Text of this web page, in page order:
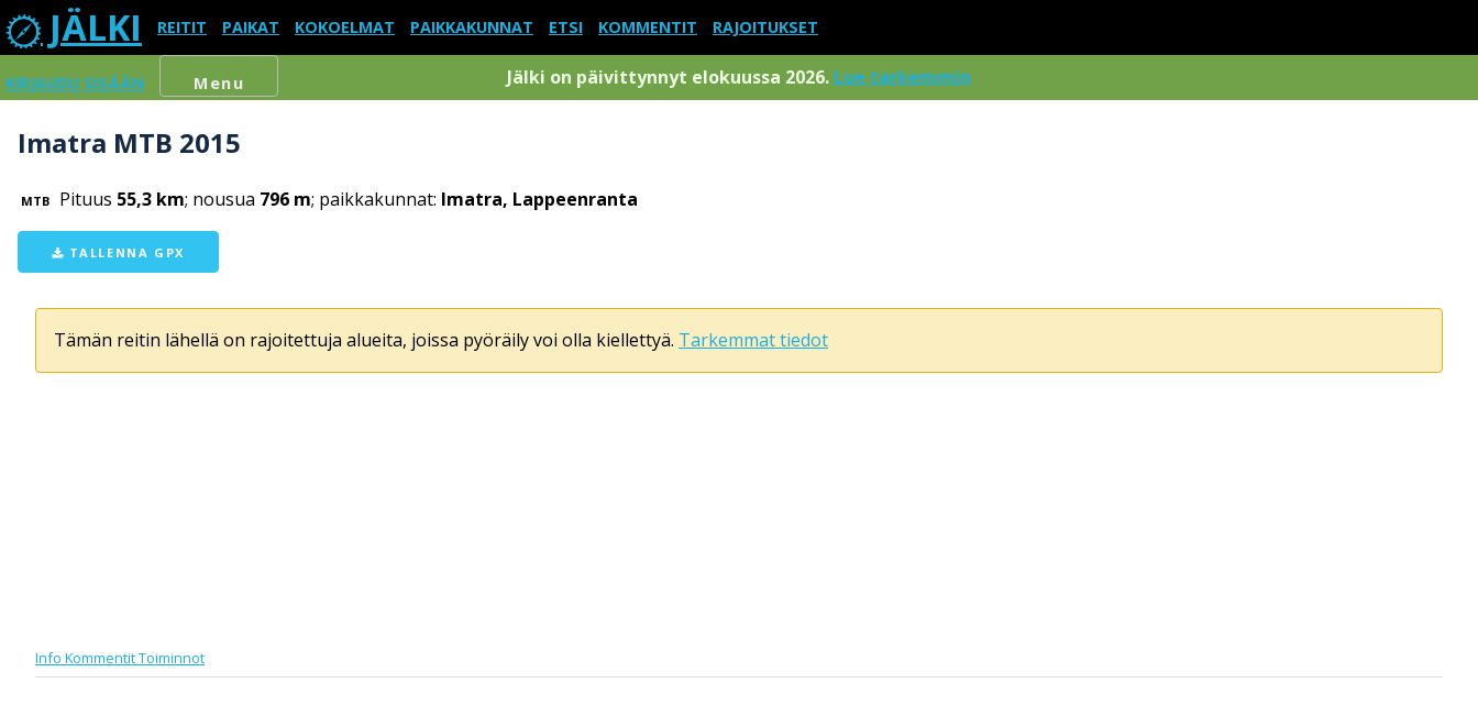
JÄLKI REITIT PAIKAT KOKOELMAT PAIKKAKUNNAT ETSI KOMMENTIT RAJOITUKSET
KIRJAUDU SISÄÄN Menu Jälki on päivittynnyt elokuussa 2026. Lue tarkemmin
Imatra MTB 2015
MTB Pituus 55,3 km; nousua 796 m; paikkakunnat: Imatra, Lappeenranta
TALLENNA GPX
Tämän reitin lähellä on rajoitettuja alueita, joissa pyöräily voi olla kiellettyä. Tarkemmat tiedot
Info KommentitToiminnot